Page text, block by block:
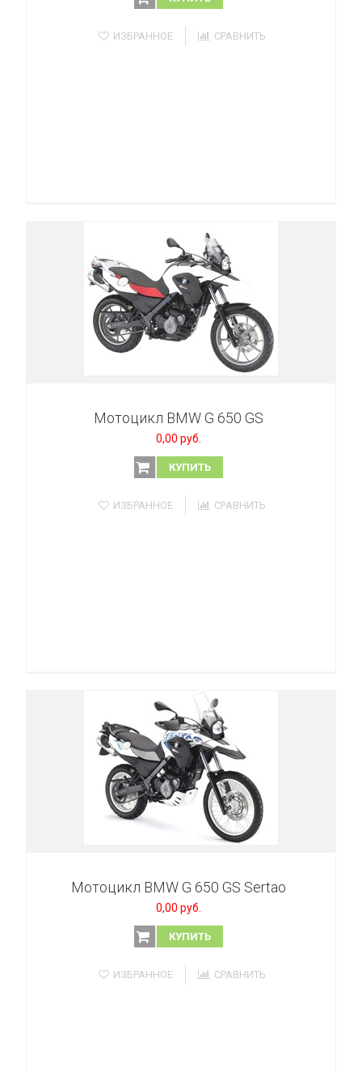
ИЗБРАННОЕ СРАВНИТЬ
Мотоцикл BMW G 650 GS
0,00 руб.
КУПИТЬ
ИЗБРАННОЕ СРАВНИТЬ
Мотоцикл BMW G 650 GS Sertao
0,00 руб.
КУПИТЬ
ИЗБРАННОЕ СРАВНИТЬ